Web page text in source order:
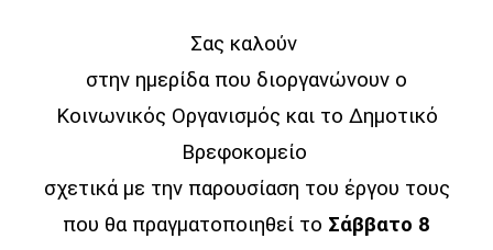
Σας καλούν
στην ημερίδα που διοργανώνουν ο
Κοινωνικός Οργανισμός και το Δημοτικό
Βρεφοκομείο
σχετικά με την παρουσίαση του έργου τους
που θα πραγματοποιηθεί το Σάββατο 8